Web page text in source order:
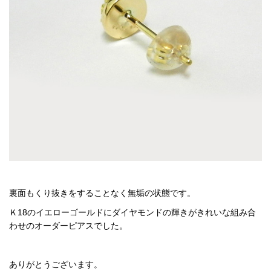
裏面もくり抜きをすることなく無垢の状態です。
Ｋ18のイエローゴールドにダイヤモンドの輝きがきれいな組み合
わせのオーダーピアスでした。
ありがとうございます。